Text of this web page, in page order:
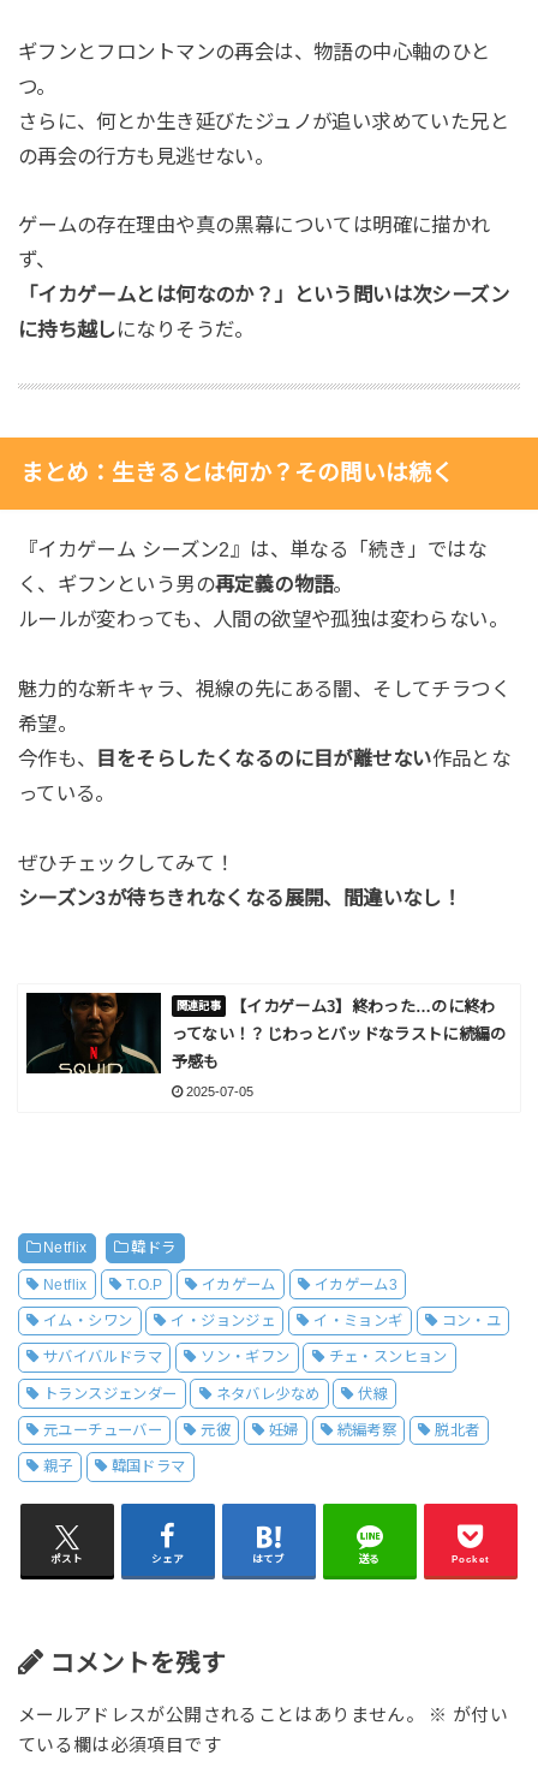
ギフンとフロントマンの再会は、物語の中心軸のひと
つ。
さらに、何とか生き延びたジュノが追い求めていた兄と
の再会の行方も見逃せない。
ゲームの存在理由や真の黒幕については明確に描かれ
ず、
「イカゲームとは何なのか？」という問いは次シーズン
に持ち越しになりそうだ。
まとめ：生きるとは何か？その問いは続く
『イカゲーム シーズン2』は、単なる「続き」ではな
く、ギフンという男の再定義の物語。
ルールが変わっても、人間の欲望や孤独は変わらない。
魅力的な新キャラ、視線の先にある闇、そしてチラつく
希望。
今作も、
目をそらしたくなるのに目が離せない作品とな
っている。
ぜひチェックしてみて！
シーズン3が待ちきれなくなる展開、間違いなし！
【イカゲーム3】終わった…のに終わ
ってない！？じわっとバッドなラストに続編の
予感も
2025-07-05
Netflix 韓ドラ
Netflix T.O.P イカゲーム イカゲーム3
イム・シワン イ・ジョンジェ イ・ミョンギ コン・ユ
サバイバルドラマ ソン・ギフン チェ・スンヒョン
トランスジェンダー ネタバレ少なめ 伏線
元ユーチューバー 元彼 妊婦 続編考察 脱北者
親子 韓国ドラマ
ポスト シェア はてブ 送る Pocket
コメントを残す
メールアドレスが公開されることはありません。 ※ が付い
ている欄は必須項目です